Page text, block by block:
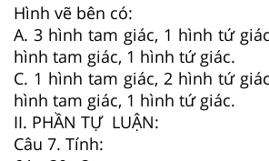
Hình vẽ bên có:
A. 3 hình tam giác, 1
hình tam giác, 1 hình tứ giác.
C. 1 hình tam giác, 2
hình tam giác, 1 hình tứ giác.
II. PHẦN TỰ LUẬN:
Câu 7. Tính: